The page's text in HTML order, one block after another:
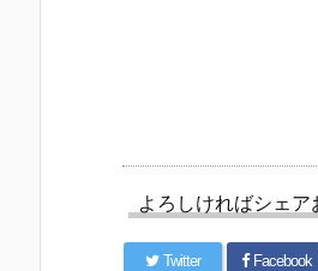
よろしければシェア
Twitter Facebook